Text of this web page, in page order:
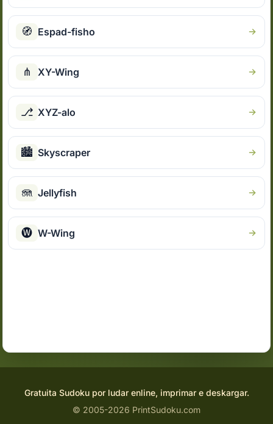
🧭 Espad-fisho
⋔ XY-Wing
⎇ XYZ-alo
🏙 Skyscraper
🪼 Jellyfish
🅦 W-Wing
Gratuita Sudoku por ludar enline, imprimar e deskargar.
© 2005-2026 PrintSudoku.com